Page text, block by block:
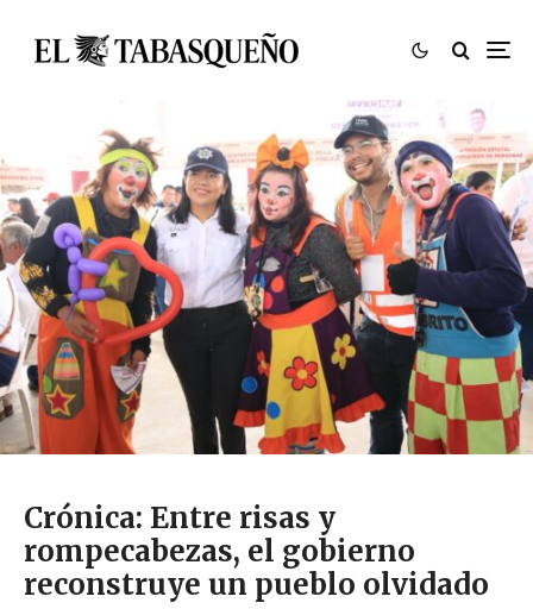
Crónica: Entre risas y
rompecabezas, el gobierno
reconstruye un pueblo olvidado